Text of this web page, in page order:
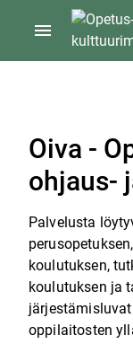
sisältöön
Oiva -
ohjaus-
Palvelusta
koulutuksen,
koulutuksen ja
oppilaitosten